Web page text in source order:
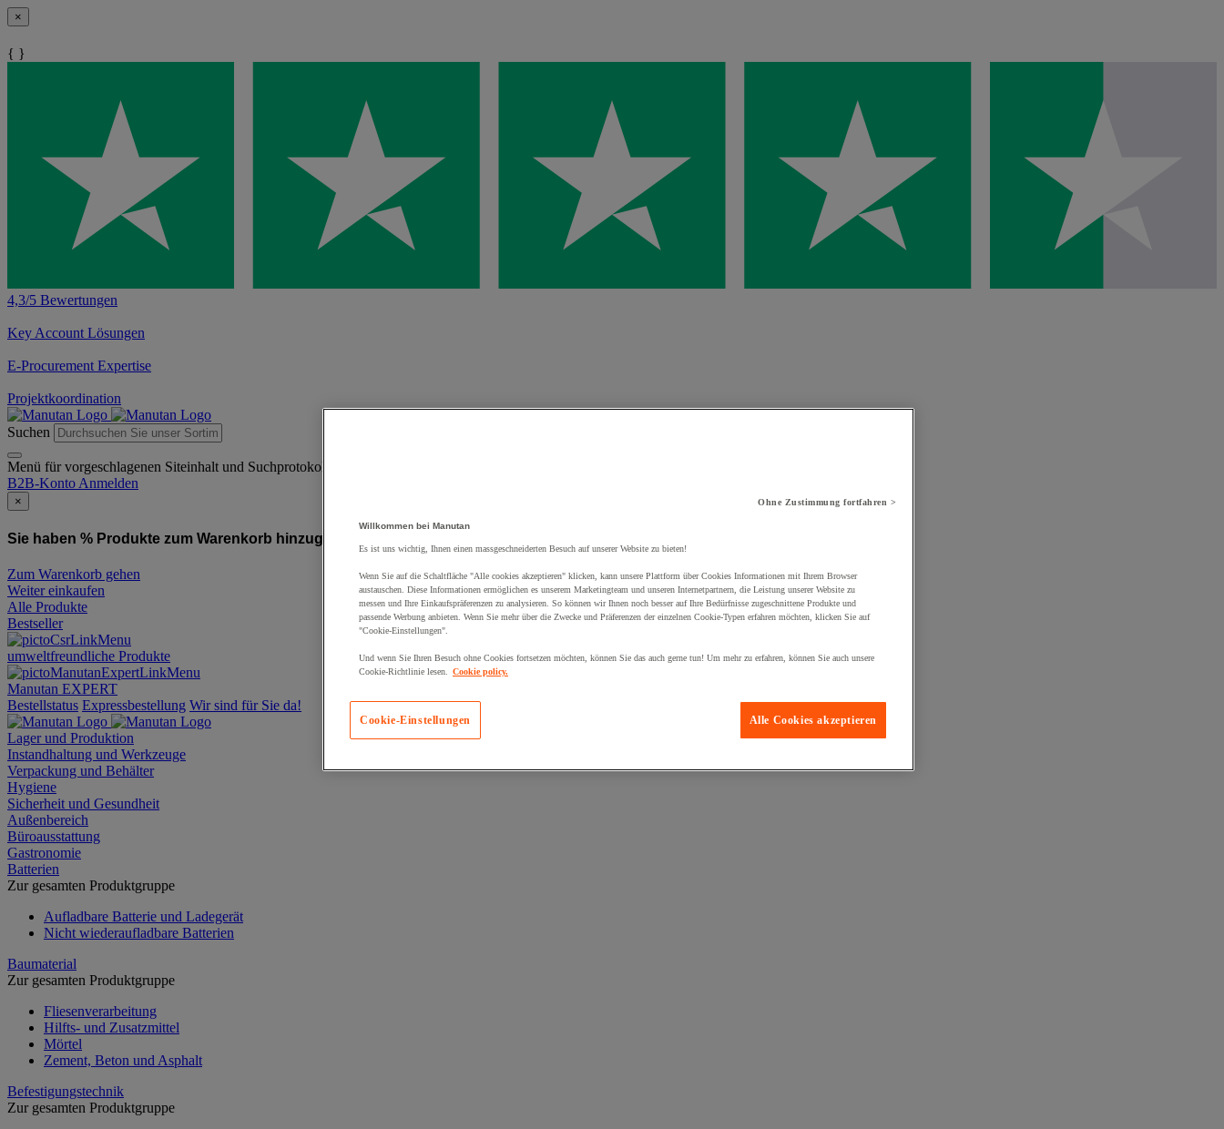
×
{ }
4,3/5 Bewertungen
Key Account Lösungen
E-Procurement Expertise
Projektkoordination
Suchen
Menü für vorgeschlagenen Siteinhalt und Suchprotokoll
B2B-Konto Anmelden
×
Sie haben % Produkte zum Warenkorb hinzugefügt:
Zum Warenkorb gehen
Weiter einkaufen
Alle Produkte
Bestseller
umweltfreundliche Produkte
Manutan EXPERT
Bestellstatus Expressbestellung Wir sind für Sie da!
Lager und Produktion
Instandhaltung und Werkzeuge
Verpackung und Behälter
Hygiene
Sicherheit und Gesundheit
Außenbereich
Büroausstattung
Gastronomie
Batterien
Zur gesamten Produktgruppe
Aufladbare Batterie und Ladegerät
Nicht wiederaufladbare Batterien
Baumaterial
Zur gesamten Produktgruppe
Fliesenverarbeitung
Hilfts- und Zusatzmittel
Mörtel
Zement, Beton und Asphalt
Befestigungstechnik
Zur gesamten Produktgruppe
Ohne Zustimmung fortfahren >
Willkommen bei Manutan
Es ist uns wichtig, Ihnen einen massgeschneiderten Besuch auf unserer Website zu bieten!
Wenn Sie auf die Schaltfläche "Alle cookies akzeptieren" klicken, kann unsere Plattform über Cookies Informationen mit Ihrem Browser
austauschen. Diese Informationen ermöglichen es unserem Marketingteam und unseren Internetpartnern, die Leistung unserer Website zu
messen und Ihre Einkaufspräferenzen zu analysieren. So können wir Ihnen noch besser auf Ihre Bedürfnisse zugeschnittene Produkte und
passende Werbung anbieten. Wenn Sie mehr über die Zwecke und Präferenzen der einzelnen Cookie-Typen erfahren möchten, klicken Sie auf
"Cookie-Einstellungen".
Und wenn Sie Ihren Besuch ohne Cookies fortsetzen möchten, können Sie das auch gerne tun! Um mehr zu erfahren, können Sie auch unsere
Cookie-Richtlinie lesen.
Cookie policy.
Alle Cookies akzeptieren
Cookie-Einstellungen